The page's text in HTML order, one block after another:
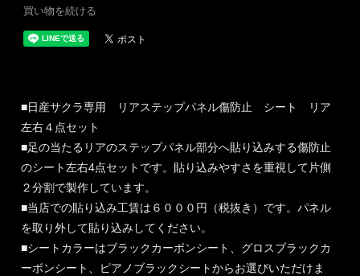
買い物を続ける
■日産サクラ専用 リアステップパネル傷防止 シート リア
左右４点セット
■足の当たるリアのステップパネル部分へ貼り込みする傷防止
のシート左右4点セットです。貼り込みやすさを重視して片側
２分割で製作しています。
■当店での貼り込み工賃は６０００円（税抜き）です。パネル
を取り外して貼り込みしてください。
■シートカラーはブラックカーボンシート、グロスブラックカ
ーボンシート、ピアノブラックシートからお選びいただけま